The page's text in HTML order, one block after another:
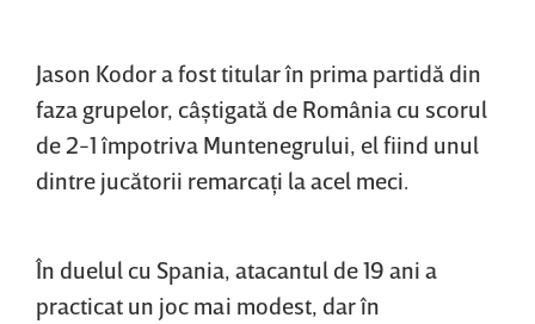
Jason Kodor a fost titular în prima partidă din
faza grupelor, câştigată de România cu scorul
de 2-1 împotriva Muntenegrului, el fiind unul
dintre jucătorii remarcaţi la acel meci.
În duelul cu Spania, atacantul de 19 ani a
practicat un joc mai modest, dar în